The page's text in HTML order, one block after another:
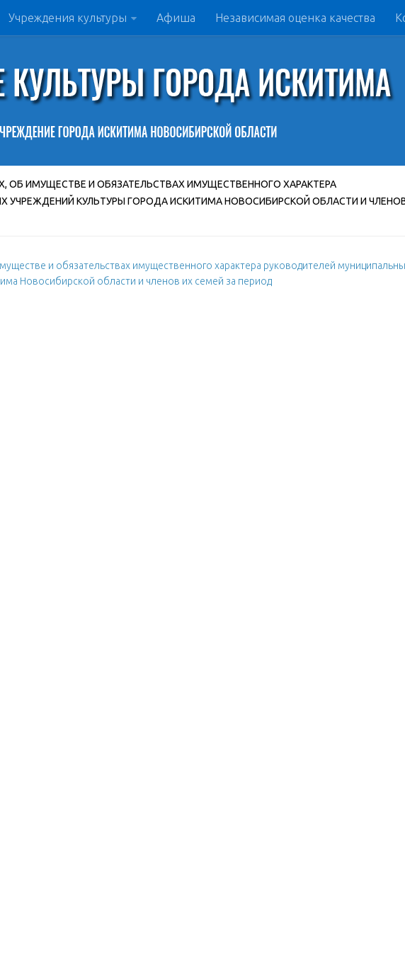
Учреждения культуры Афиша Независимая оценка качества
ОБ ИМУЩЕСТВЕ И ОБЯЗАТЕЛЬСТВАХ ИМУЩЕСТВЕННОГО ХАРАКТЕРА
УЧРЕЖДЕНИЙ КУЛЬТУРЫ ГОРОДА ИСКИТИМА НОВОСИБИРСКОЙ ОБЛАСТИ И
и обязательствах имущественного характера руководителей
Новосибирской области и членов их семей за период